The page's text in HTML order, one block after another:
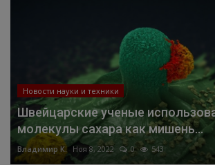
Новости науки и техники
Швейцарские ученые
молекулы сахара как мишень...
Владимир К. Ноя 8, 2022 0 543